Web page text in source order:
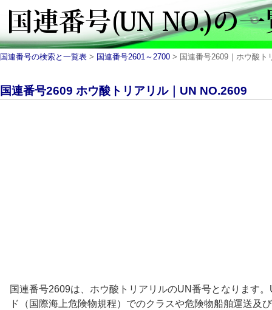
国連番号の検索と一覧表 > 国連番号2601～2700 > 国連番号2609｜ホウ酸ト
国連番号2609 ホウ酸トリアリル｜UN NO.2609
国連番号2609は、ホウ酸トリアリルのUN番号となります
ド（国際海上危険物規程）でのクラスや危険物船舶運送及